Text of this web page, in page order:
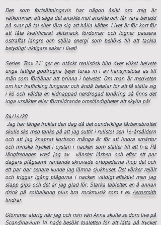
Den som fortsättningsvis har någon åsikt om mig är
välkommen att säga det ansikte mot ansikte och får vara beredd
på svar på tal eller lära sig att hålla käften. Livet är för kort för
att låta kvalificerat skitsnack, fördomar och lögner passera
ostraffat längre och stjäla energi som behövs till att tackla
betydligt viktigare saker i livet!
Serien 'Box 21' ger en otäckt realistisk bild över vilket helvete
unga fattiga godtrogna tjejer luras in i av hänsynslösa as till
män som förtjänar att brinna i helvetet. Om man är medveten
om hur trafficking fungerar och ändå betalar för att få ställa sig
i kö och våldta en kidnappad nerdrogad tonåring så finns det
inga ursäkter eller förmildrande omständigheter att skylla på!
04/16/20
Jag har länge fruktat den dag då det oundvikliga lårbensbrottet
skulle ske med tanke på att jag suttit i rullstol sen 16-årsåldern
och att jag knaprat kortison många år för att lindra smärtor
och minska trycket i cystan i nacken som ställer till ett h-e. På
långfredagen vred jag av vänster lårben och efter ett par
dagars plågsamt väntande skruvade ortopederna ihop det och
ett par dar senare kunde jag lämna sjukhuset. Det värker rejält
och triggar igång plågorna i nacken väldigt effektivt men jag
slapp gips och det är jag glad för. Starka tabletter, en å annan
drink på solbalkong plus bra rockmusik som t ex Aerosmith
lindrar.
Glömmer aldrig när jag och min vän Anna skulle se dom live på
Scandinavium. Vi hade besökt toaletten för att lätta på trycket